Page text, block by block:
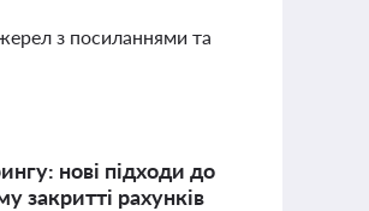
з посиланнями та
нові підходи до
закритті рахунків